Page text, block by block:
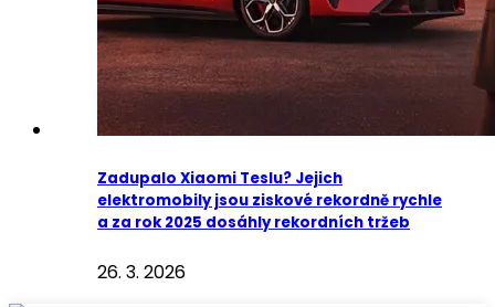
Zadupalo Xiaomi Teslu? Jejich
elektromobily jsou ziskové rekordně rychle
a za rok 2025 dosáhly rekordních tržeb
26. 3. 2026